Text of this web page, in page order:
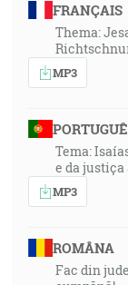
FRANÇAIS
Thema:
MP3
Tema:
e da justiça
MP3
ROMÂNA
Fac din